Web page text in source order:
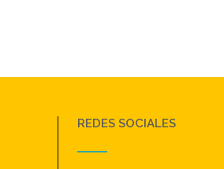
REDES SOCIALES